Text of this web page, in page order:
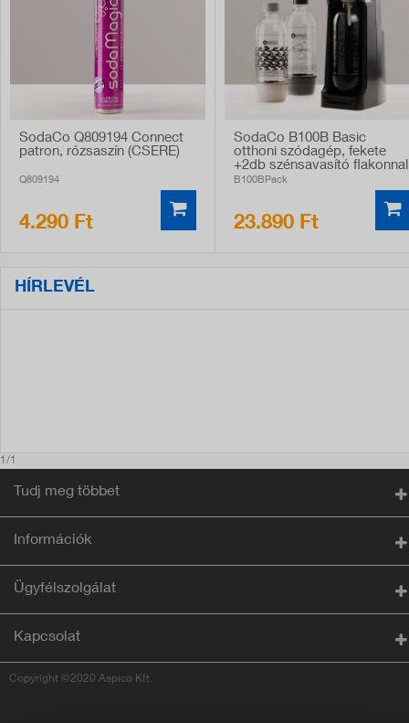
SodaCo Q809194 Connect
patron, rózsaszín (CSERE)
Q809194
4.290 Ft
SodaCo B100B Basic
otthoni szódagép, fekete
+2db szénsavasító flakonnal
B100BPack
23.890 Ft
HÍRLEVÉL
1/1
Tudj meg többet
Információk
Ügyfélszolgálat
Kapcsolat
Copyright ©2020 Aspico Kft.